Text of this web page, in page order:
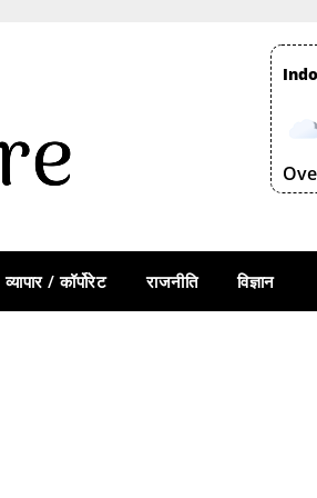
व्यापार / कॉर्पोरेट राजनीति विज्ञान